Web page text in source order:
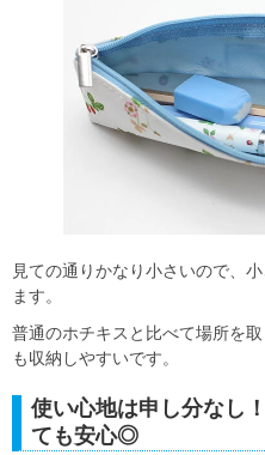
見ての通りかなり小さいので、
ます。
普通のホチキスと比べて場所を
も収納しやすいです。
使い心地は申し分なし
ても安心◎